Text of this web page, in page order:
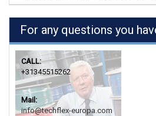
For any questions you
CALL:
+31345515262
Mail:
info@techflex-europa.com